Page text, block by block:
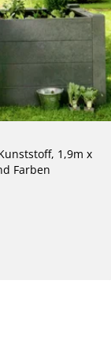
1,9m x
Farben